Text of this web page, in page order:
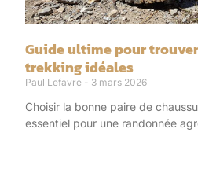
Guide ultime pour
trekking idéales
Paul Lefavre 3 mars 2026
Choisir la bonne paire de
essentiel pour une randonnée